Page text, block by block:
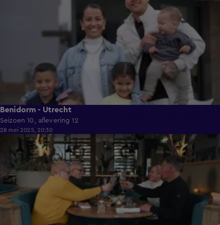
Benidorm - Utrecht
Seizoen 10, aflevering 12
28 mei 2025, 20:30